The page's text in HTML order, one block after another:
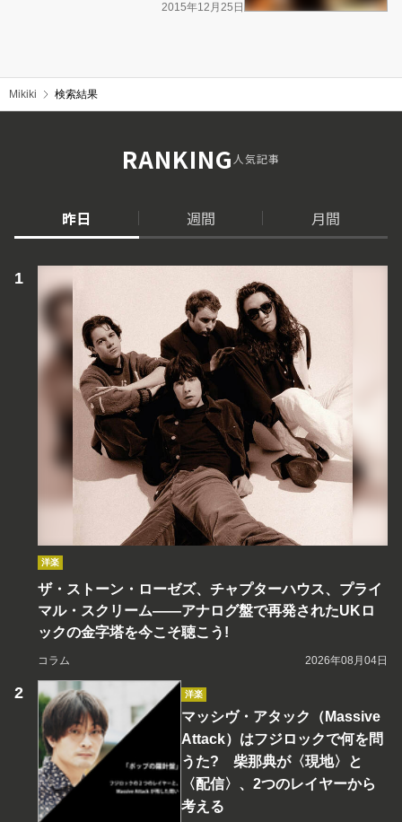
2015年12月25日
Mikiki 検索結果
RANKING人気記事
昨日 週間 月間
洋楽
ザ・ストーン・ローゼズ、チャプターハウス、プライ
マル・スクリーム――アナログ盤で再発されたUKロ
ックの金字塔を今こそ聴こう!
コラム 2026年08月04日
洋楽
マッシヴ・アタック（Massive
Attack）はフジロックで何を問
うた? 柴那典が〈現地〉と
〈配信〉、2つのレイヤーから
考える